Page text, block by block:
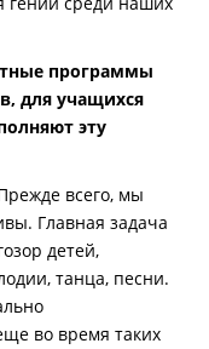
программы
для учащихся
эту
всего, мы
Главная задача
детей,
танца, песни.
во время таких